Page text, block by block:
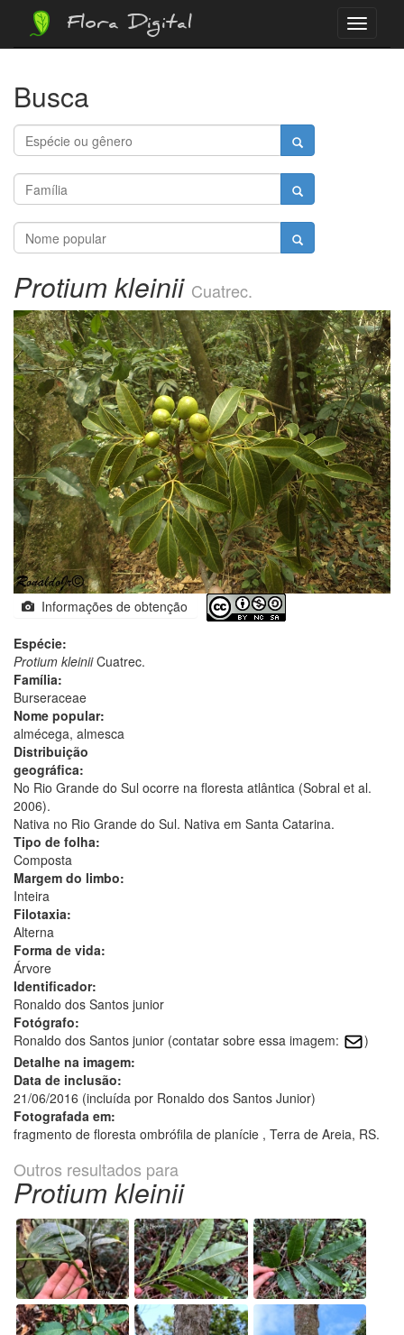
Menu
Flora Digital
Busca
Protium kleinii Cuatrec.
Informações de obtenção
Espécie:
Protium kleiniiCuatrec.
Família:
Burseraceae
Nome popular:
almécega, almesca
Distribuição
geográfica:
No Rio Grande do Sul ocorre na floresta atlântica (Sobral et al.
2006).
Nativa no Rio Grande do Sul. Nativa em Santa Catarina.
Tipo de folha:
Composta
Margem do limbo:
Inteira
Filotaxia:
Alterna
Forma de vida:
Árvore
Identificador:
Ronaldo dos Santos junior
Fotógrafo:
Ronaldo dos Santos junior (contatar sobre essa imagem:
)
Detalhe na imagem:
Data de inclusão:
21/06/2016 (incluída por Ronaldo dos Santos Junior)
Fotografada em:
fragmento de floresta ombrófila de planície , Terra de Areia, RS.
Outros resultados para
Protium kleinii